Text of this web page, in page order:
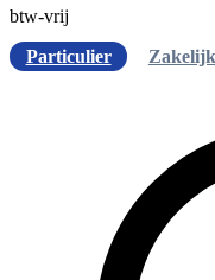
btw-vrij
Particulier
Zakelijk